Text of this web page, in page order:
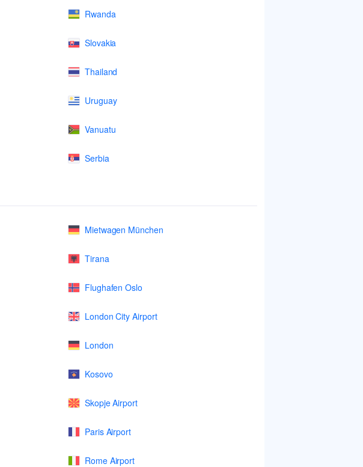
Rwanda
Slovakia
Thailand
Uruguay
Vanuatu
Serbia
Mietwagen München
Tirana
Flughafen Oslo
London City Airport
London
Kosovo
Skopje Airport
Paris Airport
Rome Airport